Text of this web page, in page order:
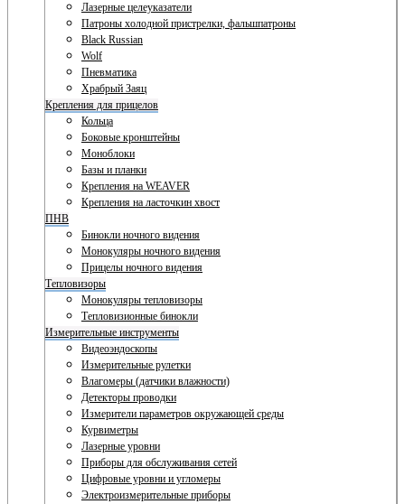
Лазерные целеуказатели
Патроны холодной пристрелки, фальшпатроны
Black Russian
Wolf
Пневматика
Храбрый Заяц
Крепления для прицелов
Кольца
Боковые кронштейны
Моноблоки
Базы и планки
Крепления на WEAVER
Крепления на ласточкин хвост
ПНВ
Бинокли ночного видения
Монокуляры ночного видения
Прицелы ночного видения
Тепловизоры
Монокуляры тепловизоры
Тепловизионные бинокли
Измерительные инструменты
Видеоэндоскопы
Измерительные рулетки
Влагомеры (датчики влажности)
Детекторы проводки
Измерители параметров окружающей среды
Курвиметры
Лазерные уровни
Приборы для обслуживания сетей
Цифровые уровни и угломеры
Электроизмерительные приборы